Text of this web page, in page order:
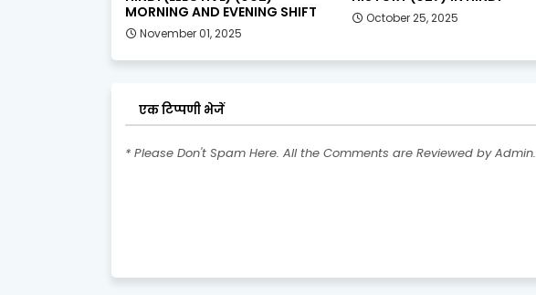
MORNING AND EVENING SHIFT
November 01, 2025
October 25, 2025
एक टिप्पणी भेजें
* Please Don't Spam Here. All the Comments are Reviewed by Admin.